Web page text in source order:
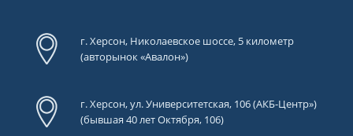
г. Херсон, Николаевское шоссе, 5 километр
(авторынок «Авалон»)
г. Херсон, ул. Университетская, 106 (АКБ-Центр»)
(бывшая 40 лет Октября, 106)